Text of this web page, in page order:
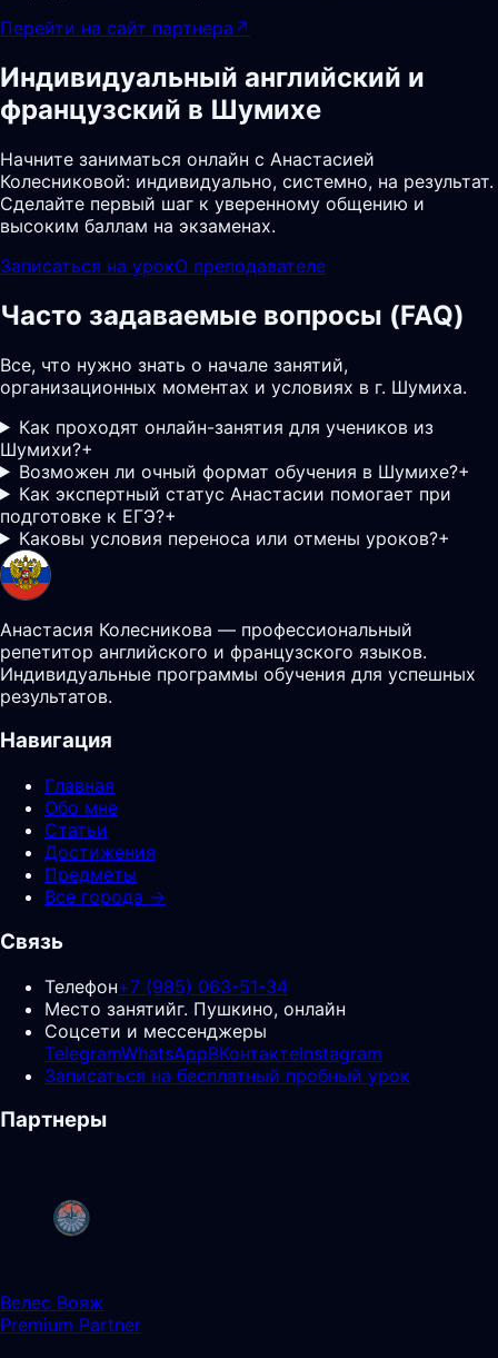
Перейти на сайт партнера ↗
Индивидуальный английский и
французский в Шумихе
Начните заниматься онлайн с Анастасией
Колесниковой: индивидуально, системно, на результат.
Сделайте первый шаг к уверенному общению и
высоким баллам на экзаменах.
Записаться на урокО преподавателе
Часто задаваемые вопросы (FAQ)
Все, что нужно знать о начале занятий,
организационных моментах и условиях в г. Шумиха.
Как проходят онлайн-занятия для учеников из
Шумихи?+
Возможен ли очный формат обучения в Шумихе?+
Как экспертный статус Анастасии помогает при
подготовке к ЕГЭ?+
Каковы условия переноса или отмены уроков?+
Анастасия Колесникова — профессиональный
репетитор английского и французского языков.
Индивидуальные программы обучения для успешных
результатов.
Навигация
Главная
Обо мне
Статьи
Достижения
Предметы
Все города →
Связь
Телефон+7 (985) 063-51-34
Место занятийг. Пушкино, онлайн
Соцсети и мессенджеры
TelegramWhatsAppВКонтактеInstagram
Записаться на бесплатный пробный урок
Партнеры
Велес Вояж
Premium Partner